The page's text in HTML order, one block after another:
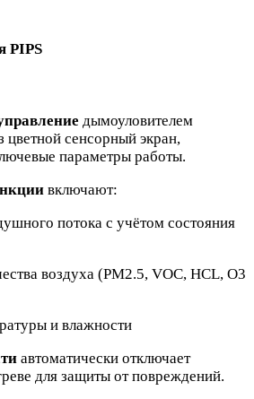
PIPS
дымоуловителем
цветной сенсорный экран,
параметры работы.
включают:
потока с учётом состояния
воздуха (PM2.5, VOC, HCL, O3
и влажности
автоматически отключает
для защиты от повреждений.